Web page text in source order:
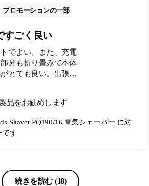
プロモーションの一部
すごく良い
でよい、また、充電
分も折り畳みで本体
とても良い。出張用
品をお勧めします
Shaver PQ190/16 電気シェーバー に対
です
続きを読む (18)